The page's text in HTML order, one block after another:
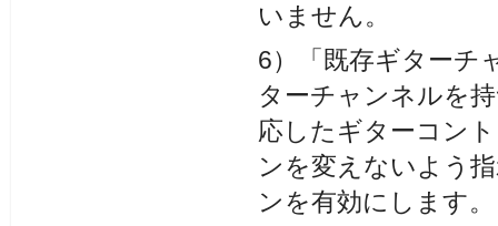
いません。
6）「既存ギターチ
ターチャンネルを
応したギターコン
ンを変えないよう
ンを有効にします。